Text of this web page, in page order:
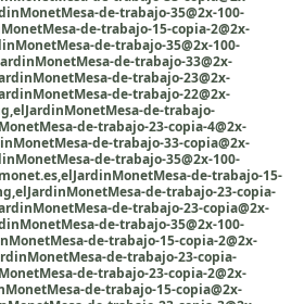
de-trabajo-35@2x-100-
de-trabajo-15-copia-2@2x-
de-trabajo-35@2x-100-
de-trabajo-33@2x-
de-trabajo-23@2x-
de-trabajo-22@2x-
de-trabajo-
de-trabajo-23-copia-4@2x-
de-trabajo-33-copia@2x-
de-trabajo-35@2x-100-
de-trabajo-15-
de-trabajo-23-copia-
de-trabajo-23-copia@2x-
de-trabajo-35@2x-100-
de-trabajo-15-copia-2@2x-
de-trabajo-23-copia-
de-trabajo-23-copia-2@2x-
de-trabajo-15-copia@2x-